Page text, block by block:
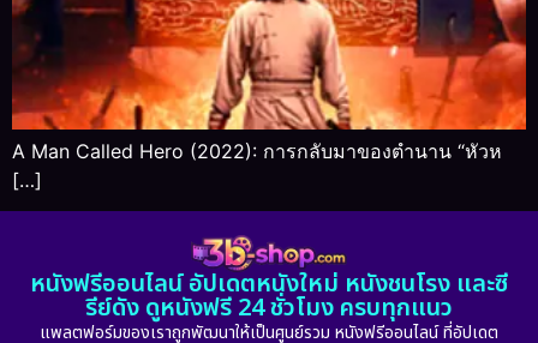
A Man Called Hero (2022): การกลับมาของตำนาน “หัวห
[…]
หนังฟรีออนไลน์ อัปเดตหนังใหม่ หนังชนโรง และซี
รีย์ดัง ดูหนังฟรี 24 ชั่วโมง ครบทุกแนว
แพลตฟอร์มของเราถูกพัฒนาให้เป็นศูนย์รวม หนังฟรีออนไลน์ ที่อัปเดต